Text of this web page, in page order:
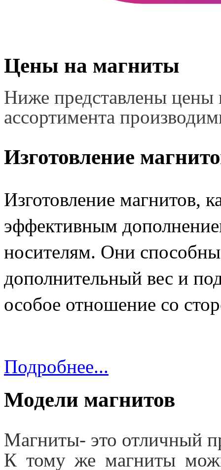
Цены на магниты
Ниже представлены цены
ассортимента
Изготовление
Изготовление магнитов,
эффективным
носителям. Они
дополнительный вес и
особое отношение со
Подробнее...
Модели магнитов
Магниты- это отличный
К тому же магниты